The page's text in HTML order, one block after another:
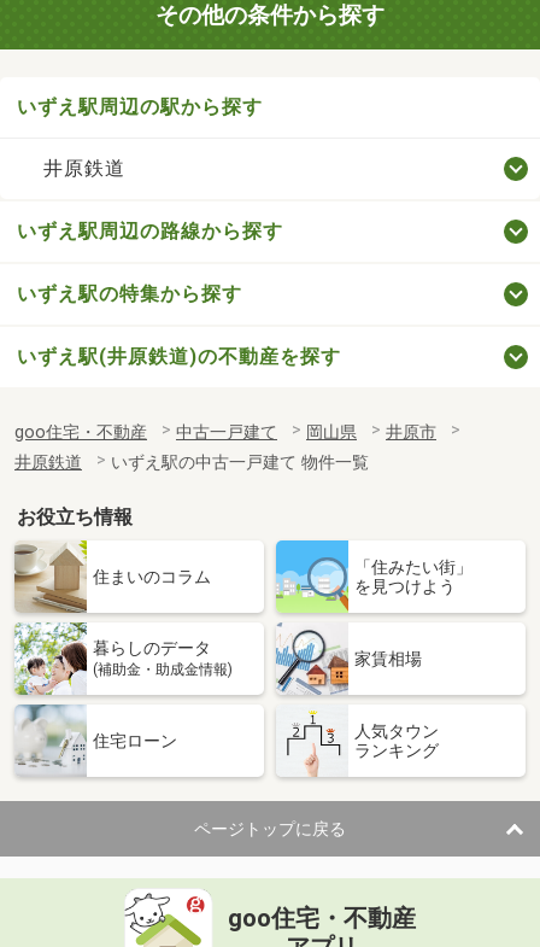
その他の条件から探す
いずえ駅周辺の駅から探す
井原鉄道
いずえ駅周辺の路線から探す
いずえ駅の特集から探す
いずえ駅(井原鉄道)の不動産を探す
goo住宅・不動産 中古一戸建て 岡山県
井原市
井原鉄道
いずえ駅の中古一戸建て 物件一覧
お役立ち情報
住まいのコラム
「住みたい街」
を見つけよう
暮らしのデータ
(補助金・助成金情報)
家賃相場
住宅ローン
人気タウン
ランキング
ページトップに戻る
goo住宅・不動産